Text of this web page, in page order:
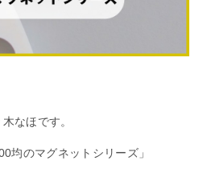
なほです。
均のマグネットシリーズ」